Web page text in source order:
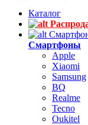
Каталог
Смартфоны
Apple
Xiaomi
Samsung
BQ
Realme
Tecno
Oukitel